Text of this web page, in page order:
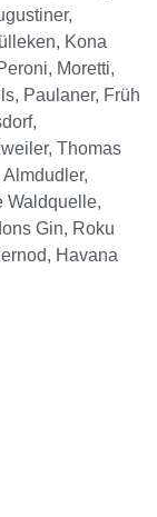
Kona
Moretti,
Paulaner, Früh
Thomas
Waldquelle,
Gin, Roku
Havana